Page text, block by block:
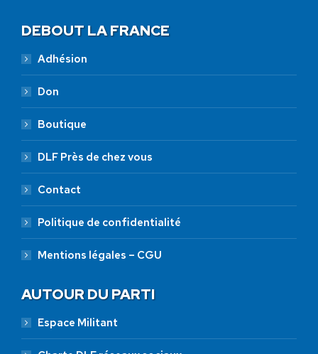
DEBOUT LA FRANCE
Adhésion
Don
Boutique
DLF Près de chez vous
Contact
Politique de confidentialité
Mentions légales – CGU
AUTOUR DU PARTI
Espace Militant